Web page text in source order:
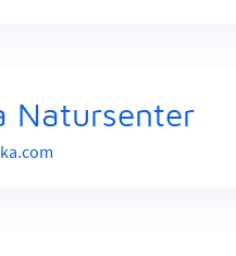
Natursenter